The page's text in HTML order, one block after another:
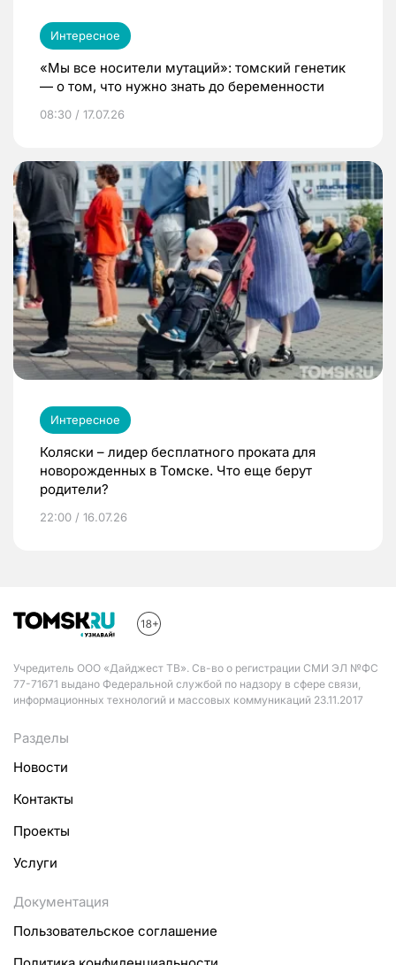
Интересное
«Мы все носители мутаций»: томский генетик
— о том, что нужно знать до беременности
08:30 / 17.07.26
Интересное
Коляски – лидер бесплатного проката для
новорожденных в Томске. Что еще берут
родители?
22:00 / 16.07.26
Учредитель ООО «Дайджест ТВ». Св-во о регистрации СМИ ЭЛ №ФС
77-71671 выдано Федеральной службой по надзору в сфере связи,
информационных технологий и массовых коммуникаций 23.11.2017
Разделы
Новости
Контакты
Проекты
Услуги
Документация
Пользовательское соглашение